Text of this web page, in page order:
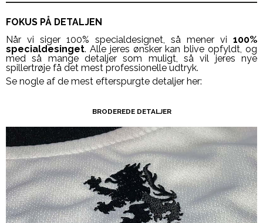
FOKUS PÅ DETALJEN
Når vi siger 100% specialdesignet, så mener vi 100%
specialdesinget. Alle jeres ønsker kan blive opfyldt, og
med så mange detaljer som muligt, så vil jeres nye
spillertrøje få det mest professionelle udtryk.
Se nogle af de mest efterspurgte detaljer her:
BRODEREDE DETALJER